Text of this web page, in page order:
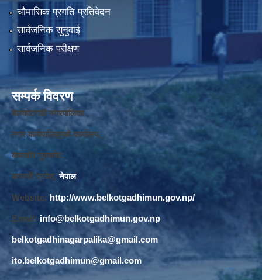
चौमासिक प्रगति प्रतिवेदन
सार्वजनिक सुनुवाई
सार्वजनिक परीक्षण
सम्पर्क विवरण
बेलकोटगढी नगरपालिका ,
नगर कार्यपालिकाको कार्यालय,
बाघखोर नुवाकोट,
बागमती प्रदेश, नेपाल
Website: http://www.belkotgadhimun.gov.np/
Email: info@belkotgadhimun.gov.np
belkotgadhinagarpalika@gmail.com
ito.belkotgadhimun@gmail.com